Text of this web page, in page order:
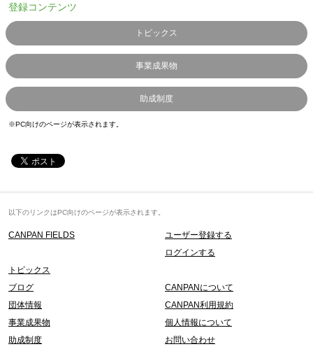
登録コンテンツ
トピックス
事業成果物
助成制度
※PC向けのページが表示されます。
以下のリンクはPC向けのページが表示されます。
CANPAN FIELDS
ユーザー登録する
ログインする
トピックス
ブログ
団体情報
事業成果物
助成制度
CANPANについて
CANPAN利用規約
個人情報について
お問い合わせ